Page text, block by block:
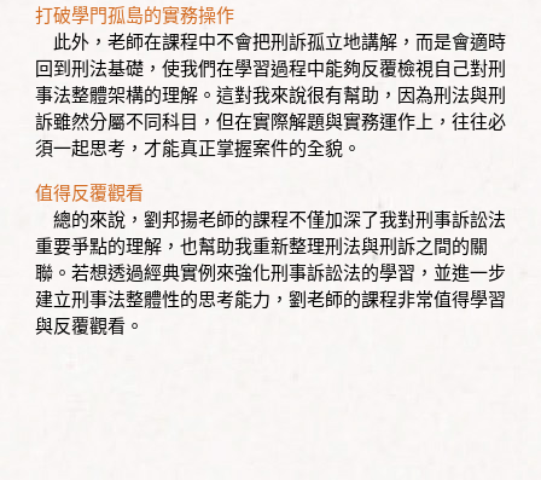
打破學門孤島的實務操作
此外，老師在課程中不會把刑訴孤立地講解，而是會適時
回到刑法基礎，使我們在學習過程中能夠反覆檢視自己對刑
事法整體架構的理解。這對我來說很有幫助，因為刑法與刑
訴雖然分屬不同科目，但在實際解題與實務運作上，往往必
須一起思考，才能真正掌握案件的全貌。
值得反覆觀看
總的來說，劉邦揚老師的課程不僅加深了我對刑事訴訟法
重要爭點的理解，也幫助我重新整理刑法與刑訴之間的關
聯。若想透過經典實例來強化刑事訴訟法的學習，並進一步
建立刑事法整體性的思考能力，劉老師的課程非常值得學習
與反覆觀看。